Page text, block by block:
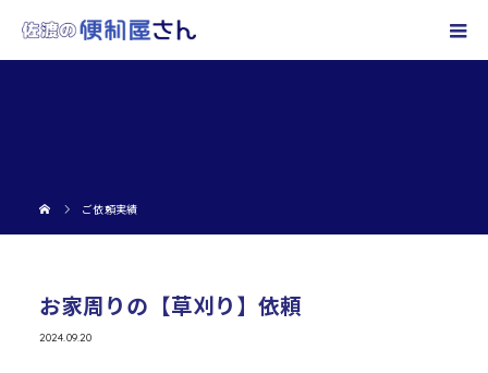
ご依頼実績
お家周りの【草刈り】依頼
2024.09.20